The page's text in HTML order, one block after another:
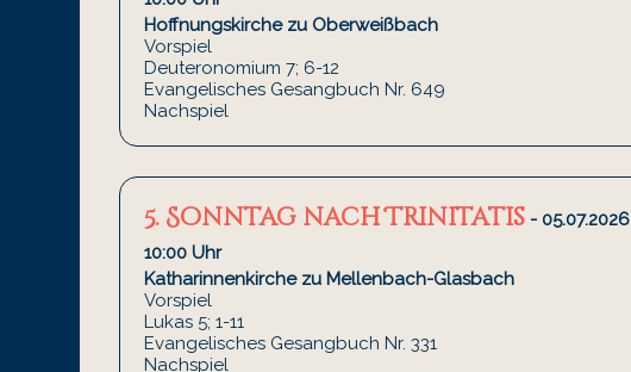
Hoffnungskirche zu Oberweißbach
Vorspiel
Deuteronomium 7; 6-12
Evangelisches Gesangbuch Nr. 649
Nachspiel
5. Sonntag nach Trinitatis- 05.07.2026
10:00 Uhr
Katharinnenkirche zu Mellenbach-Glasbach
Vorspiel
Lukas 5; 1-11
Evangelisches Gesangbuch Nr. 331
Nachspiel